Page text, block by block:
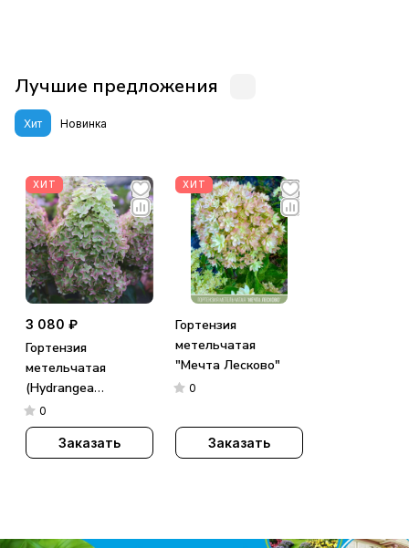
Лучшие предложения
Хит Новинка
ХИТ
3 080 ₽
Гортензия
метельчатая
(Hydrangea
paniculata)
«Metallica»
0
Заказать
ХИТ
Гортензия
метельчатая
"Мечта Лесково"
0
Заказать